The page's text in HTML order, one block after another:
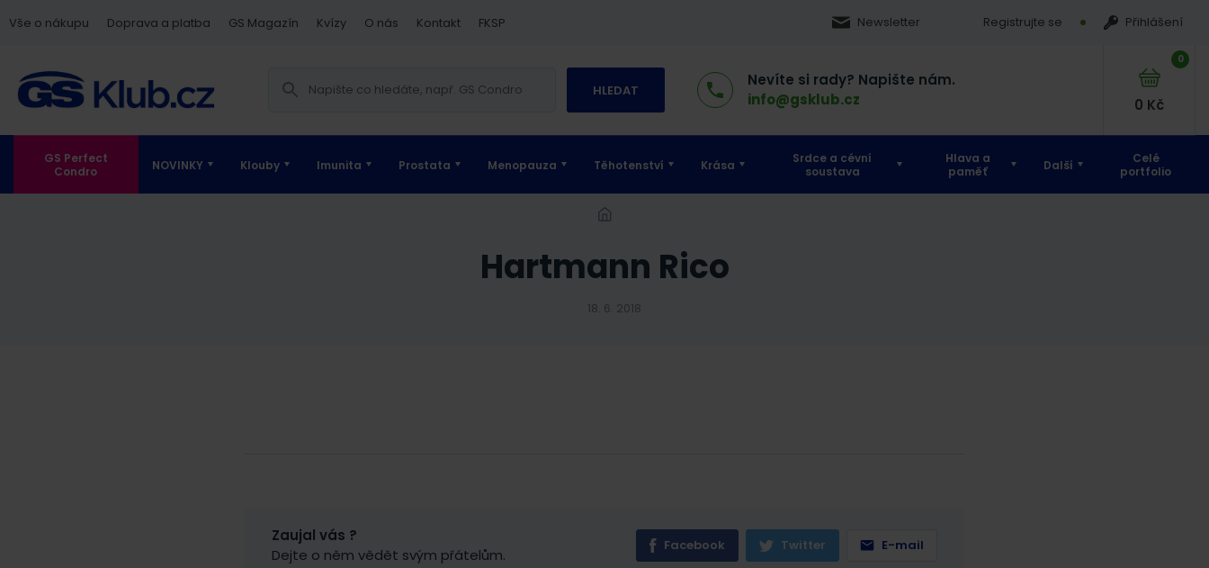
Vše o nákupu Doprava a platba GS Magazín Kvízy O nás Kontakt FKSP Newsletter Registrujte se Přihlášení
HLEDAT
Nevíte si rady? Napište nám.
info@gsklub.cz
0
0 Kč
GS Perfect
Condro
NOVINKY Klouby Imunita Prostata Menopauza Těhotenství Krása
Srdce a cévní
soustava
Hlava a
paměť
Další
Celé
portfolio
Hartmann Rico
18. 6. 2018
Zaujal vás ?
Dejte o něm vědět svým přátelům.
Facebook Twitter E-mail